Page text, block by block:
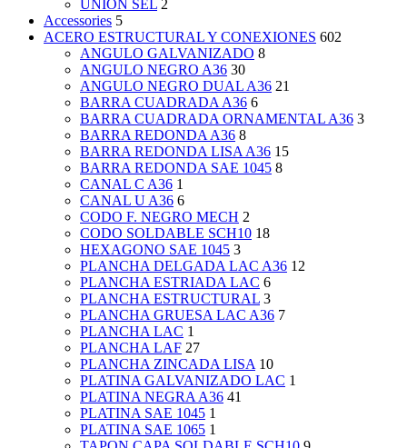
UNION SEL 2
Accessories 5
ACERO ESTRUCTURAL Y CONEXIONES 602
ANGULO GALVANIZADO 8
ANGULO NEGRO A36 30
ANGULO NEGRO DUAL A36 21
BARRA CUADRADA A36 6
BARRA CUADRADA ORNAMENTAL A36 3
BARRA REDONDA A36 8
BARRA REDONDA LISA A36 15
BARRA REDONDA SAE 1045 8
CANAL C A36 1
CANAL U A36 6
CODO F. NEGRO MECH 2
CODO SOLDABLE SCH10 18
HEXAGONO SAE 1045 3
PLANCHA DELGADA LAC A36 12
PLANCHA ESTRIADA LAC 6
PLANCHA ESTRUCTURAL 3
PLANCHA GRUESA LAC A36 7
PLANCHA LAC 1
PLANCHA LAF 27
PLANCHA ZINCADA LISA 10
PLATINA GALVANIZADO LAC 1
PLATINA NEGRA A36 41
PLATINA SAE 1045 1
PLATINA SAE 1065 1